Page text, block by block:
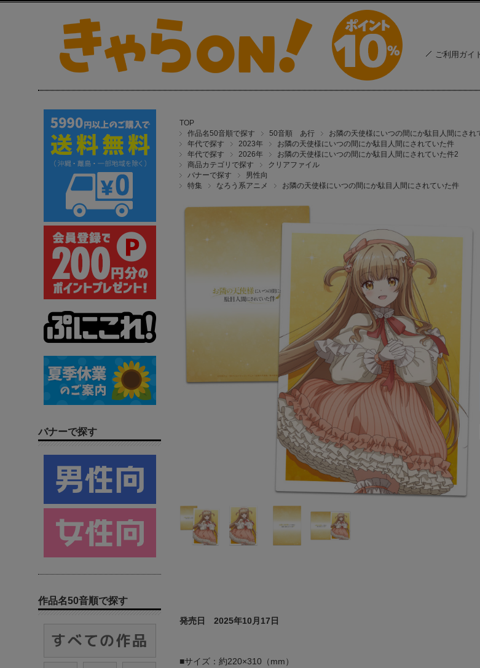
ご利用ガイ
TOP
作品名50音順で探す
50音順 あ行
お隣の天使様にいつの間にか駄目人間にされ
年代で探す
2023年
お隣の天使様にいつの間にか駄目人間にされていた件
年代で探す
2026年
お隣の天使様にいつの間にか駄目人間にされていた件2
商品カテゴリで探す
クリアファイル
バナーで探す
男性向
特集
なろう系アニメ お隣の天使様にいつの間にか駄目人間にされていた件
発売日 2025年10月17日
■サイズ：約220×310（mm）
バナーで探す
作品名50音順で探す